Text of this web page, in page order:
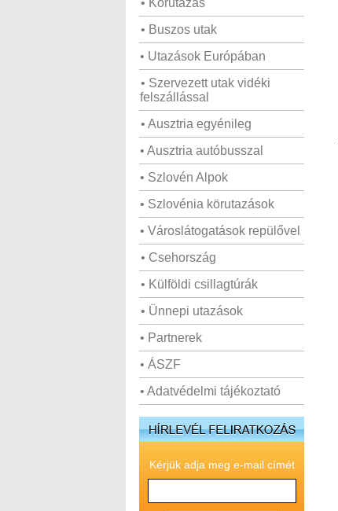
• Körutazás
• Buszos utak
• Utazások Európában
• Szervezett utak vidéki
felszállással
• Ausztria egyénileg
• Ausztria autóbusszal
• Szlovén Alpok
• Szlovénia körutazások
• Városlátogatások repülővel
• Csehország
• Külföldi csillagtúrák
• Ünnepi utazások
• Partnerek
• ÁSZF
• Adatvédelmi tájékoztató
Kérjük adja meg e-mail címét